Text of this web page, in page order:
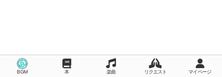
BGM 本 楽曲 リクエスト マイページ